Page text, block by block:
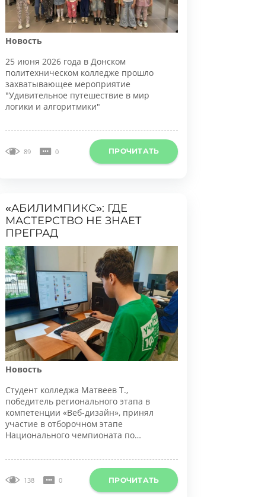
Новость
политехническом колледже прошло
захватывающее мероприятие
"Удивительное путешествие в мир
логики и алгоритмики"
ПРОЧИТАТЬ
МАСТЕРСТВО НЕ ЗНАЕТ
ПРЕГРАД
Новость
победитель регионального этапа в
компетенции «Веб-дизайн», принял
участие в отборочном этапе
Национального чемпионата по
профессиональному мастерству среди
инвалидов и людей с ограниченными